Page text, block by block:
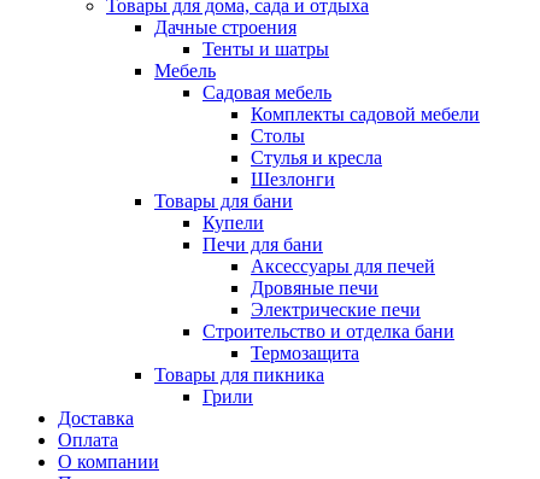
Товары для дома, сада и отдыха
Дачные строения
Тенты и шатры
Мебель
Садовая мебель
Комплекты садовой мебели
Столы
Стулья и кресла
Шезлонги
Товары для бани
Купели
Печи для бани
Аксессуары для печей
Дровяные печи
Электрические печи
Строительство и отделка бани
Термозащита
Товары для пикника
Грили
Доставка
Оплата
О компании